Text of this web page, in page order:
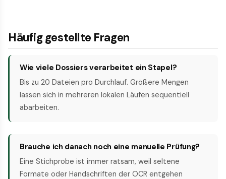
Häufig gestellte Fragen
Wie viele Dossiers verarbeitet ein Stapel?
Bis zu 20 Dateien pro Durchlauf. Größere Mengen
lassen sich in mehreren lokalen Läufen sequentiell
abarbeiten.
Brauche ich danach noch eine manuelle Prüfung?
Eine Stichprobe ist immer ratsam, weil seltene
Formate oder Handschriften der OCR entgehen